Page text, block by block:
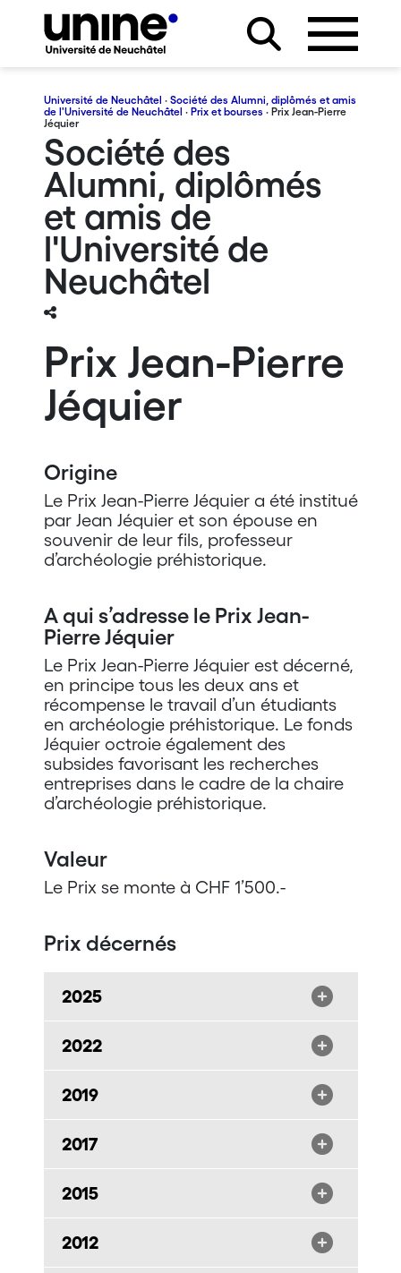
Université de Neuchâtel · Société des Alumni, diplômés et amis
de l'Université de Neuchâtel · Prix et bourses · Prix Jean-Pierre
Jéquier
Société des
Alumni, diplômés
et amis de
l'Université de
Neuchâtel
Prix Jean-Pierre
Jéquier
Origine
Le Prix Jean-Pierre Jéquier a été institué
par Jean Jéquier et son épouse en
souvenir de leur fils, professeur
d’archéologie préhistorique.
A qui s’adresse le Prix Jean-
Pierre Jéquier
Le Prix Jean-Pierre Jéquier est décerné,
en principe tous les deux ans et
récompense le travail d’un étudiants
en archéologie préhistorique. Le fonds
Jéquier octroie également des
subsides favorisant les recherches
entreprises dans le cadre de la chaire
d’archéologie préhistorique.
Valeur
Le Prix se monte à CHF 1’500.-
Prix décernés
2025
2022
2019
2017
2015
2012